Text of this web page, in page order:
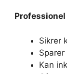
Sikrer
Kan